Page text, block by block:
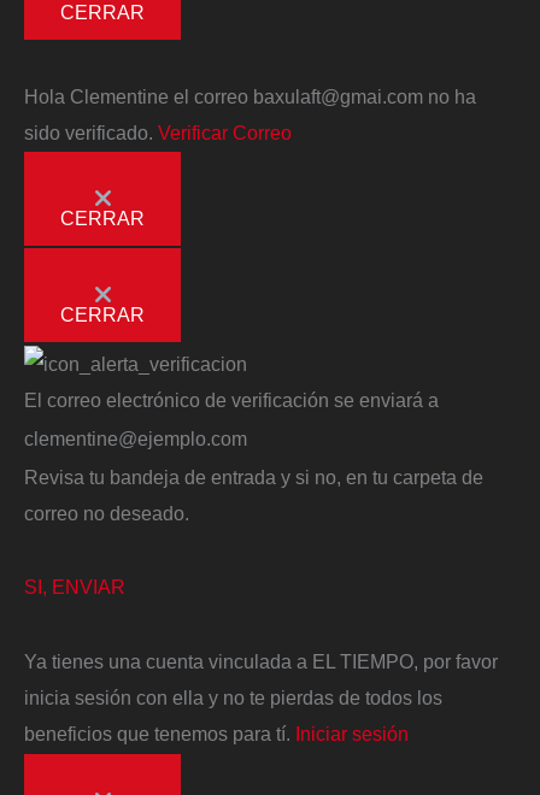
CERRAR
Hola Clementine el correo baxulaft@gmai.com no ha
sido verificado. Verificar Correo
CERRAR
CERRAR
El correo electrónico de verificación se enviará a
clementine@ejemplo.com
Revisa tu bandeja de entrada y si no, en tu carpeta de
correo no deseado.
SI, ENVIAR
Ya tienes una cuenta vinculada a EL TIEMPO, por favor
inicia sesión con ella y no te pierdas de todos los
beneficios que tenemos para tí. Iniciar sesión